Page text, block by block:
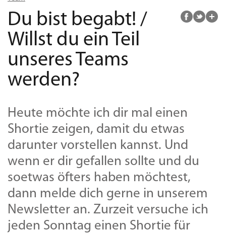
Du bist begabt! /
Willst du ein Teil
unseres Teams
werden?
Heute möchte ich dir mal einen
Shortie zeigen, damit du etwas
darunter vorstellen kannst. Und
wenn er dir gefallen sollte und du
soetwas öfters haben möchtest,
dann melde dich gerne in unserem
Newsletter an. Zurzeit versuche ich
jeden Sonntag einen Shortie für